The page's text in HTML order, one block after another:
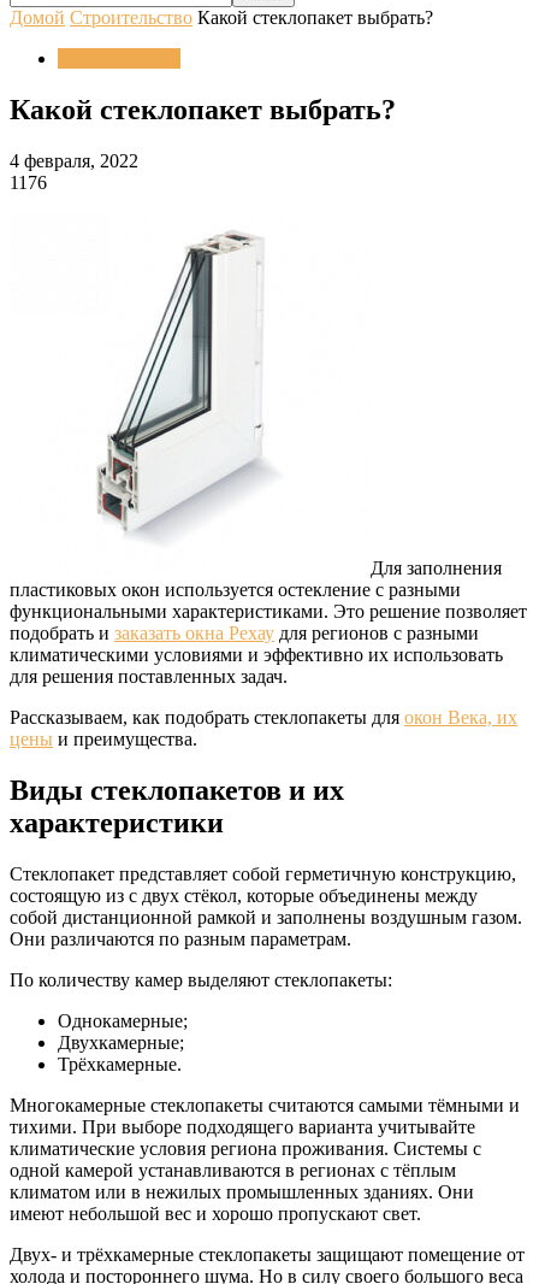
Домой Строительство Какой стеклопакет выбрать?
Какой стеклопакет выбрать?
4 февраля, 2022
1176
Для заполнения
пластиковых окон используется остекление с разными
функциональными характеристиками. Это решение позволяет
подобрать и заказать окна Рехау для регионов с разными
климатическими условиями и эффективно их использовать
для решения поставленных задач.
Рассказываем, как подобрать стеклопакеты для окон Века, их
цены и преимущества.
Виды стеклопакетов и их
характеристики
Стеклопакет представляет собой герметичную конструкцию,
состоящую из с двух стёкол, которые объединены между
собой дистанционной рамкой и заполнены воздушным газом.
Они различаются по разным параметрам.
По количеству камер выделяют стеклопакеты:
Однокамерные;
Двухкамерные;
Трёхкамерные.
Многокамерные стеклопакеты считаются самыми тёмными и
тихими. При выборе подходящего варианта учитывайте
климатические условия региона проживания. Системы с
одной камерой устанавливаются в регионах с тёплым
климатом или в нежилых промышленных зданиях. Они
имеют небольшой вес и хорошо пропускают свет.
Двух- и трёхкамерные стеклопакеты защищают помещение от
холода и постороннего шума. Но в силу своего большого веса